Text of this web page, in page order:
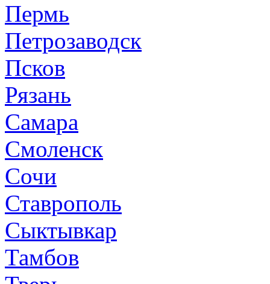
Пермь
Петрозаводск
Псков
Рязань
Самара
Смоленск
Сочи
Ставрополь
Сыктывкар
Тамбов